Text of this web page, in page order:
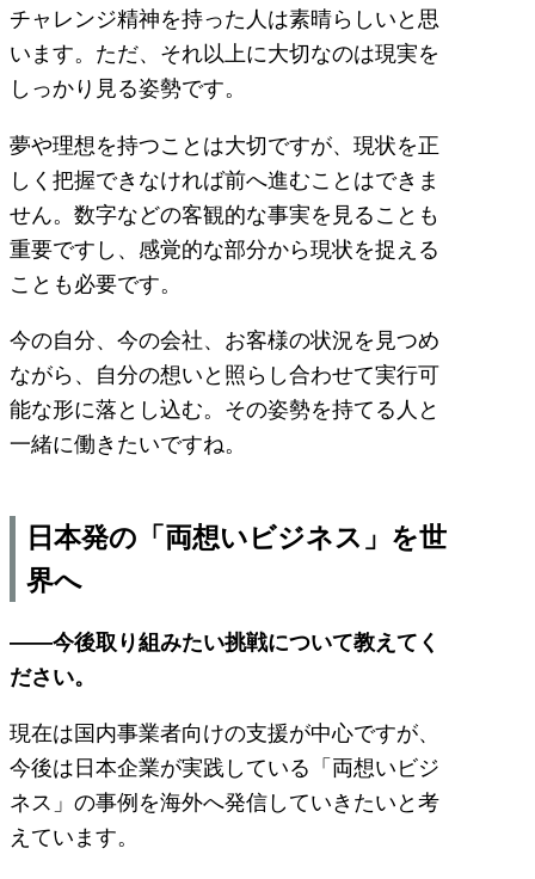
チャレンジ精神を持った人は素晴らしいと思
います。ただ、それ以上に大切なのは現実を
しっかり見る姿勢です。
夢や理想を持つことは大切ですが、現状を正
しく把握できなければ前へ進むことはできま
せん。数字などの客観的な事実を見ることも
重要ですし、感覚的な部分から現状を捉える
ことも必要です。
今の自分、今の会社、お客様の状況を見つめ
ながら、自分の想いと照らし合わせて実行可
能な形に落とし込む。その姿勢を持てる人と
一緒に働きたいですね。
日本発の「両想いビジネス」を世
界へ
――今後取り組みたい挑戦について教えてく
ださい。
現在は国内事業者向けの支援が中心ですが、
今後は日本企業が実践している「両想いビジ
ネス」の事例を海外へ発信していきたいと考
えています。